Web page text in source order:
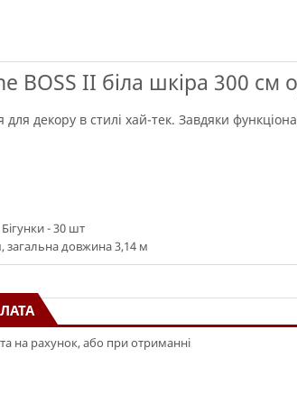
BOSS II біла шкіра 300
декору в стилі хай-тек. Завдяки
- 30 шт
загальна довжина 3,14 м
на рахунок, або при отриманні